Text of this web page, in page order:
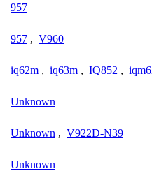
957
957 , V960
iq62m , iq63m , IQ852 ,
Unknown
Unknown , V922D-N39
Unknown